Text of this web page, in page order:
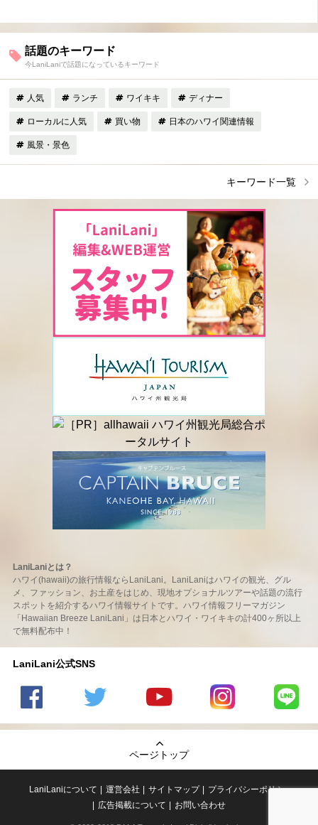
話題のキーワード
今LaniLaniで話題になっているキーワード
人気 ランチ ワイキキ ディナー
ローカルに人気 買い物 日本のハワイ関連情報
風景・景色
キーワード一覧
LaniLaniとは？
ハワイ(hawaii)の旅行情報ならLaniLani。LaniLaniはハワイの観光、グル
メ、ファッション、お土産をはじめ、現地オプショナルツアーや話題の流行
スポットを紹介するハワイ情報サイトです。ハワイ情報フリーマガジン
「Hawaiian Breeze LaniLani」は日本とハワイ・ワイキキの計400ヶ所以上
で無料配布中！
LaniLani公式SNS
の
のtwitter
の
Youtube
チャンネ
ページトップ
LaniLaniについて 運営会社 サイトマップ
プライバシーポリシー
広告掲載について
お問い合わせ